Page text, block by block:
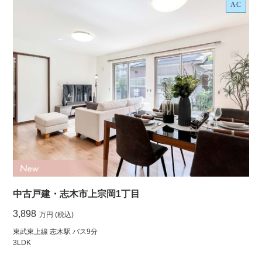
AC
中古戸建・志木市上宗岡1丁目
3,898 万円 (税込)
東武東上線 志木駅 バス9分
3LDK